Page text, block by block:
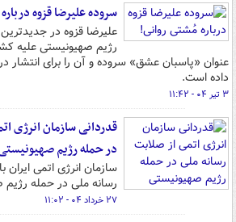
سروده علیرضا قزوه
علیرضا قزوه در
رژیم صهیونیستی علیه
عنوان «پاسبان عشق» سروده و آن را برای انتشار در
داده است.
۳ تیر ۰۴ - ۱۱:۴۲
قدردانی سازمان انرژی
در حمله رژیم
سازمان انرژی اتمی ایران
رسانه ملی در حمله رژیم
۲۷ خرداد ۰۴ - ۱۱:۰۲